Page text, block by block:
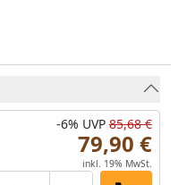
-6% UVP 85,68 €
79,90 €
inkl. 19% MwSt.